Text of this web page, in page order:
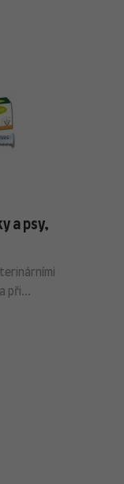
a psy,
při...